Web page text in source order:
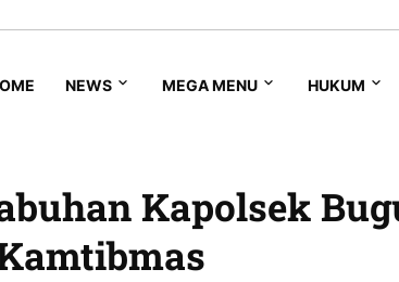
NEWS MEGA MENU HUKUM
Kapolsek